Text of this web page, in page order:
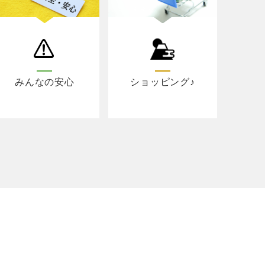
みんなの安心 ショッピング♪